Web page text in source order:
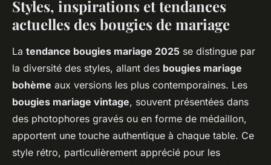
Styles, inspirations et tendances
actuelles des bougies de mariage
La tendance bougies mariage 2025 se distingue par
la diversité des styles, allant des bougies mariage
bohème aux versions les plus contemporaines. Les
bougies mariage vintage, souvent présentées dans
des photophores gravés ou en forme de médaillon,
apportent une touche authentique à chaque table. Ce
style rétro, particulièrement apprécié pour les